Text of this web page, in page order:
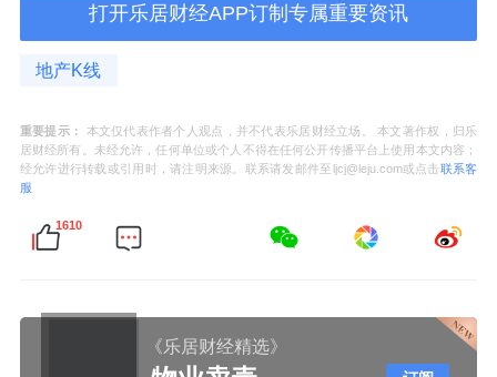
老将的晋升。
而在这轮人事变动中的另一位主角黄书平，也
他目前身兼多职，既是融创执行董事、执行总
务。
的集团首席财务官及公司秘书。
打开乐居财经APP订制专属重要资讯
地产K线
重要提示：
本文仅代表作者个人观点，并不代表乐居财经立场。 本文著作权，归乐
居财经所有。未经允许，任何单位或个人不得在任何公开传播平台上使用本文内容；
经允许进行转载或引用时，请注明来源。联系请发邮件至ljcj@leju.com或点击联系客
服
1610
《乐居财经精选》